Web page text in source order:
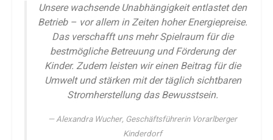
Unsere wachsende Unabhängigkeit entlastet den
Betrieb – vor allem in Zeiten hoher Energiepreise.
Das verschafft uns mehr Spielraum für die
bestmögliche Betreuung und Förderung der
Kinder. Zudem leisten wir einen Beitrag für die
Umwelt und stärken mit der täglich sichtbaren
Stromherstellung das Bewusstsein.
Alexandra Wucher, Geschäftsführerin Vorarlberger
Kinderdorf